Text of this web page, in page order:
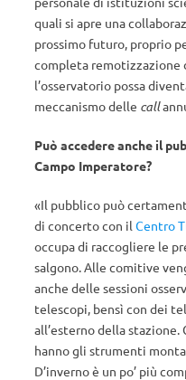
quali si apre una
prossimo futuro, proprio
completa remotizzazione
l’osservatorio possa
meccanismo delle call
Può accedere anche il
Campo Imperatore?
«Il pubblico può
di concerto con il Centro
occupa di raccogliere le
salgono. Alle comitive
anche delle sessioni
telescopi, bensì con dei
all’esterno della
hanno gli strumenti
D’inverno è un po’ più